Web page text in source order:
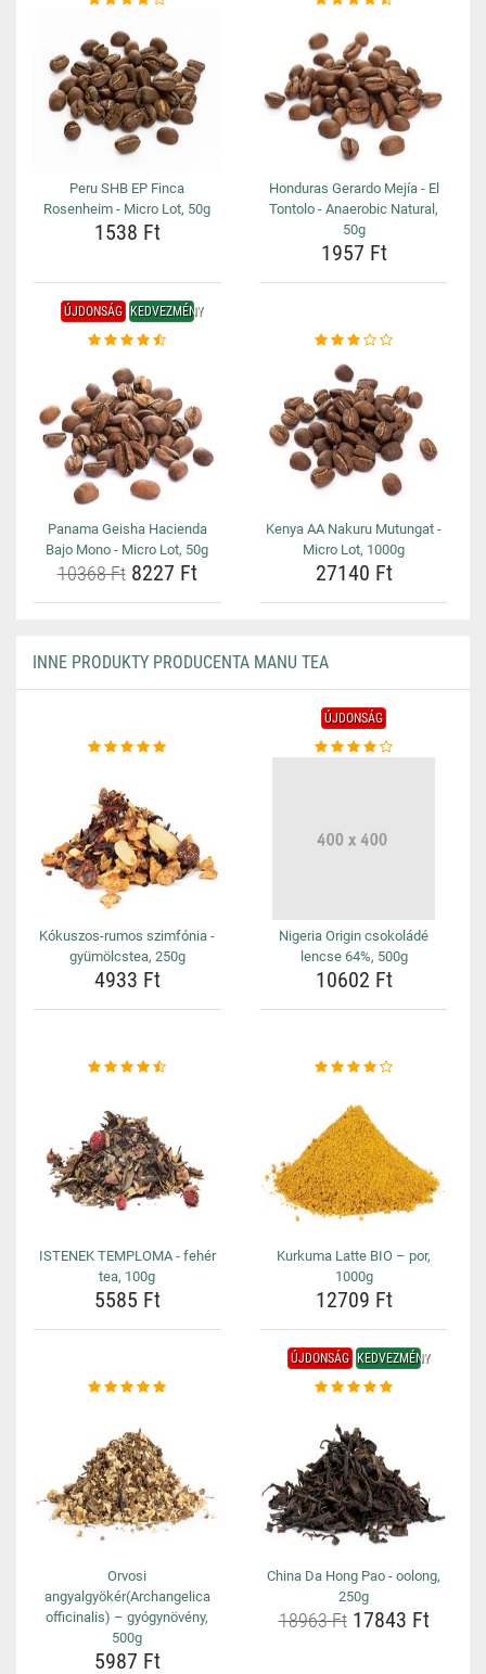
Peru SHB EP Finca
Rosenheim - Micro Lot, 50g
1538 Ft
Honduras Gerardo Mejía - El
Tontolo - Anaerobic Natural,
50g
1957 Ft
ÚJDONSÁG KEDVEZMÉNY
Panama Geisha Hacienda
Bajo Mono - Micro Lot, 50g
10368 Ft8227 Ft
Kenya AA Nakuru Mutungat -
Micro Lot, 1000g
27140 Ft
INNE PRODUKTY PRODUCENTA MANU TEA
Kókuszos-rumos szimfónia -
gyümölcstea, 250g
4933 Ft
ÚJDONSÁG
Nigeria Origin csokoládé
lencse 64%, 500g
10602 Ft
ISTENEK TEMPLOMA - fehér
tea, 100g
5585 Ft
Kurkuma Latte BIO – por,
1000g
12709 Ft
Orvosi
angyalgyökér(Archangelica
officinalis) – gyógynövény,
500g
5987 Ft
ÚJDONSÁG KEDVEZMÉNY
China Da Hong Pao - oolong,
250g
18963 Ft17843 Ft